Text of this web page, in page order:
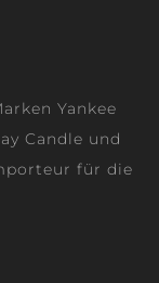
Yankee
Candle und
für die